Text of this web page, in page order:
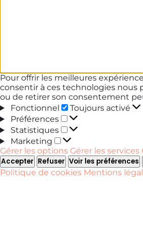
Pour offrir les meilleures
consentir à ces technologies nous
ou de retirer son consentement
Fonctionnel
Fonctionnel
Toujours activé
Préférences
Préférences
Statistiques
Statistiques
Marketing
Marketing
Gérer les options Gérer les services
Accepter Refuser Voir les préférences
Politique de cookies Mentions